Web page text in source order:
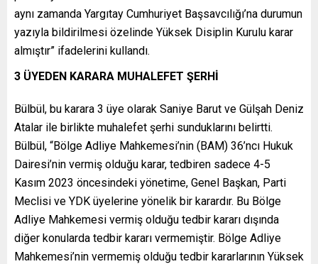
aynı zamanda Yargıtay Cumhuriyet Başsavcılığı’na durumun
yazıyla bildirilmesi özelinde Yüksek Disiplin Kurulu karar
almıştır” ifadelerini kullandı.
3 ÜYEDEN KARARA MUHALEFET ŞERHİ
Bülbül, bu karara 3 üye olarak Saniye Barut ve Gülşah Deniz
Atalar ile birlikte muhalefet şerhi sunduklarını belirtti.
Bülbül, “Bölge Adliye Mahkemesi’nin (BAM) 36’ncı Hukuk
Dairesi’nin vermiş olduğu karar, tedbiren sadece 4-5
Kasım 2023 öncesindeki yönetime, Genel Başkan, Parti
Meclisi ve YDK üyelerine yönelik bir karardır. Bu Bölge
Adliye Mahkemesi vermiş olduğu tedbir kararı dışında
diğer konularda tedbir kararı vermemiştir. Bölge Adliye
Mahkemesi’nin vermemiş olduğu tedbir kararlarının Yüksek